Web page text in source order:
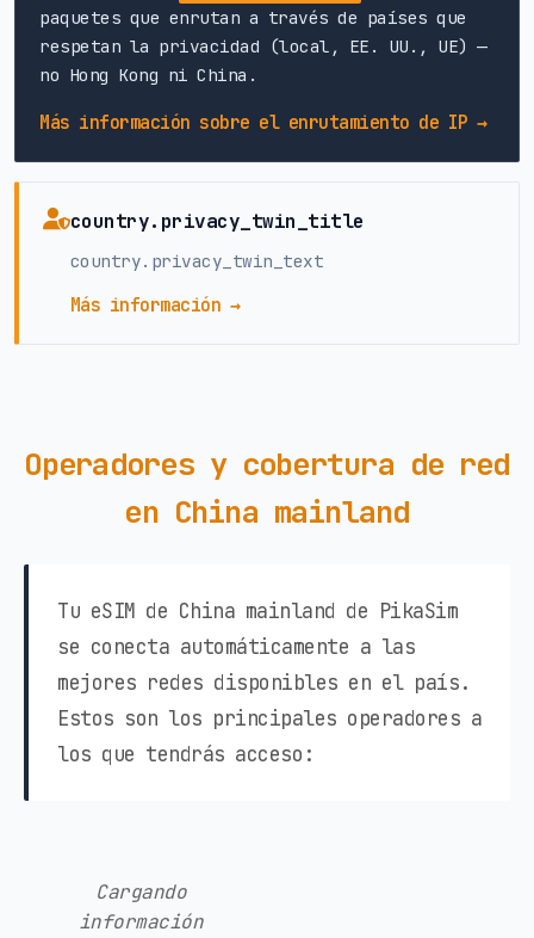
paquetes que enrutan a través de países que
respetan la privacidad (local, EE. UU., UE) —
no Hong Kong ni China.
Más información sobre el enrutamiento de IP →
country.privacy_twin_title
country.privacy_twin_text
Más información →
Operadores y cobertura de red
en China mainland
Tu eSIM de China mainland de PikaSim
se conecta automáticamente a las
mejores redes disponibles en el país.
Estos son los principales operadores a
los que tendrás acceso:
Cargando
información